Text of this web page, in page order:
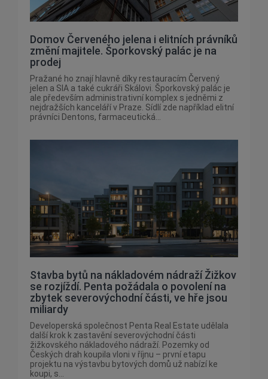
Domov Červeného jelena i elitních právníků
změní majitele. Šporkovský palác je na
prodej
Pražané ho znají hlavně díky restauracím Červený
jelen a SIA a také cukráři Skálovi. Šporkovský palác je
ale především administrativní komplex s jedněmi z
nejdražších kanceláří v Praze. Sídlí zde například elitní
právníci Dentons, farmaceutická...
Stavba bytů na nákladovém nádraží Žižkov
se rozjíždí. Penta požádala o povolení na
zbytek severovýchodní části, ve hře jsou
miliardy
Developerská společnost Penta Real Estate udělala
další krok k zastavění severovýchodní části
žižkovského nákladového nádraží. Pozemky od
Českých drah koupila vloni v říjnu – první etapu
projektu na výstavbu bytových domů už nabízí ke
koupi, s...